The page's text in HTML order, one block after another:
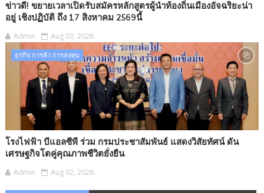
ข่าวดี! ขยายเวลาเปิดรับสมัครหลักสูตรผู้นำท้องถิ่นเมืองอัจฉริยะน่า
อยู่ เชิงปฏิบัติ ถึง 17 สิงหาคม 2569นี้
Admin Aug 03, 2026
ธุรกิจ การค้า การลงทุน​
โรงไฟฟ้า บีแอลซีพี ร่วม กรมประชาสัมพันธ์ แสดงวิสัยทัศน์ ดัน
เศรษฐกิจโตคู่คุณภาพชีวิตยั่งยืน
Admin Aug 02, 2026